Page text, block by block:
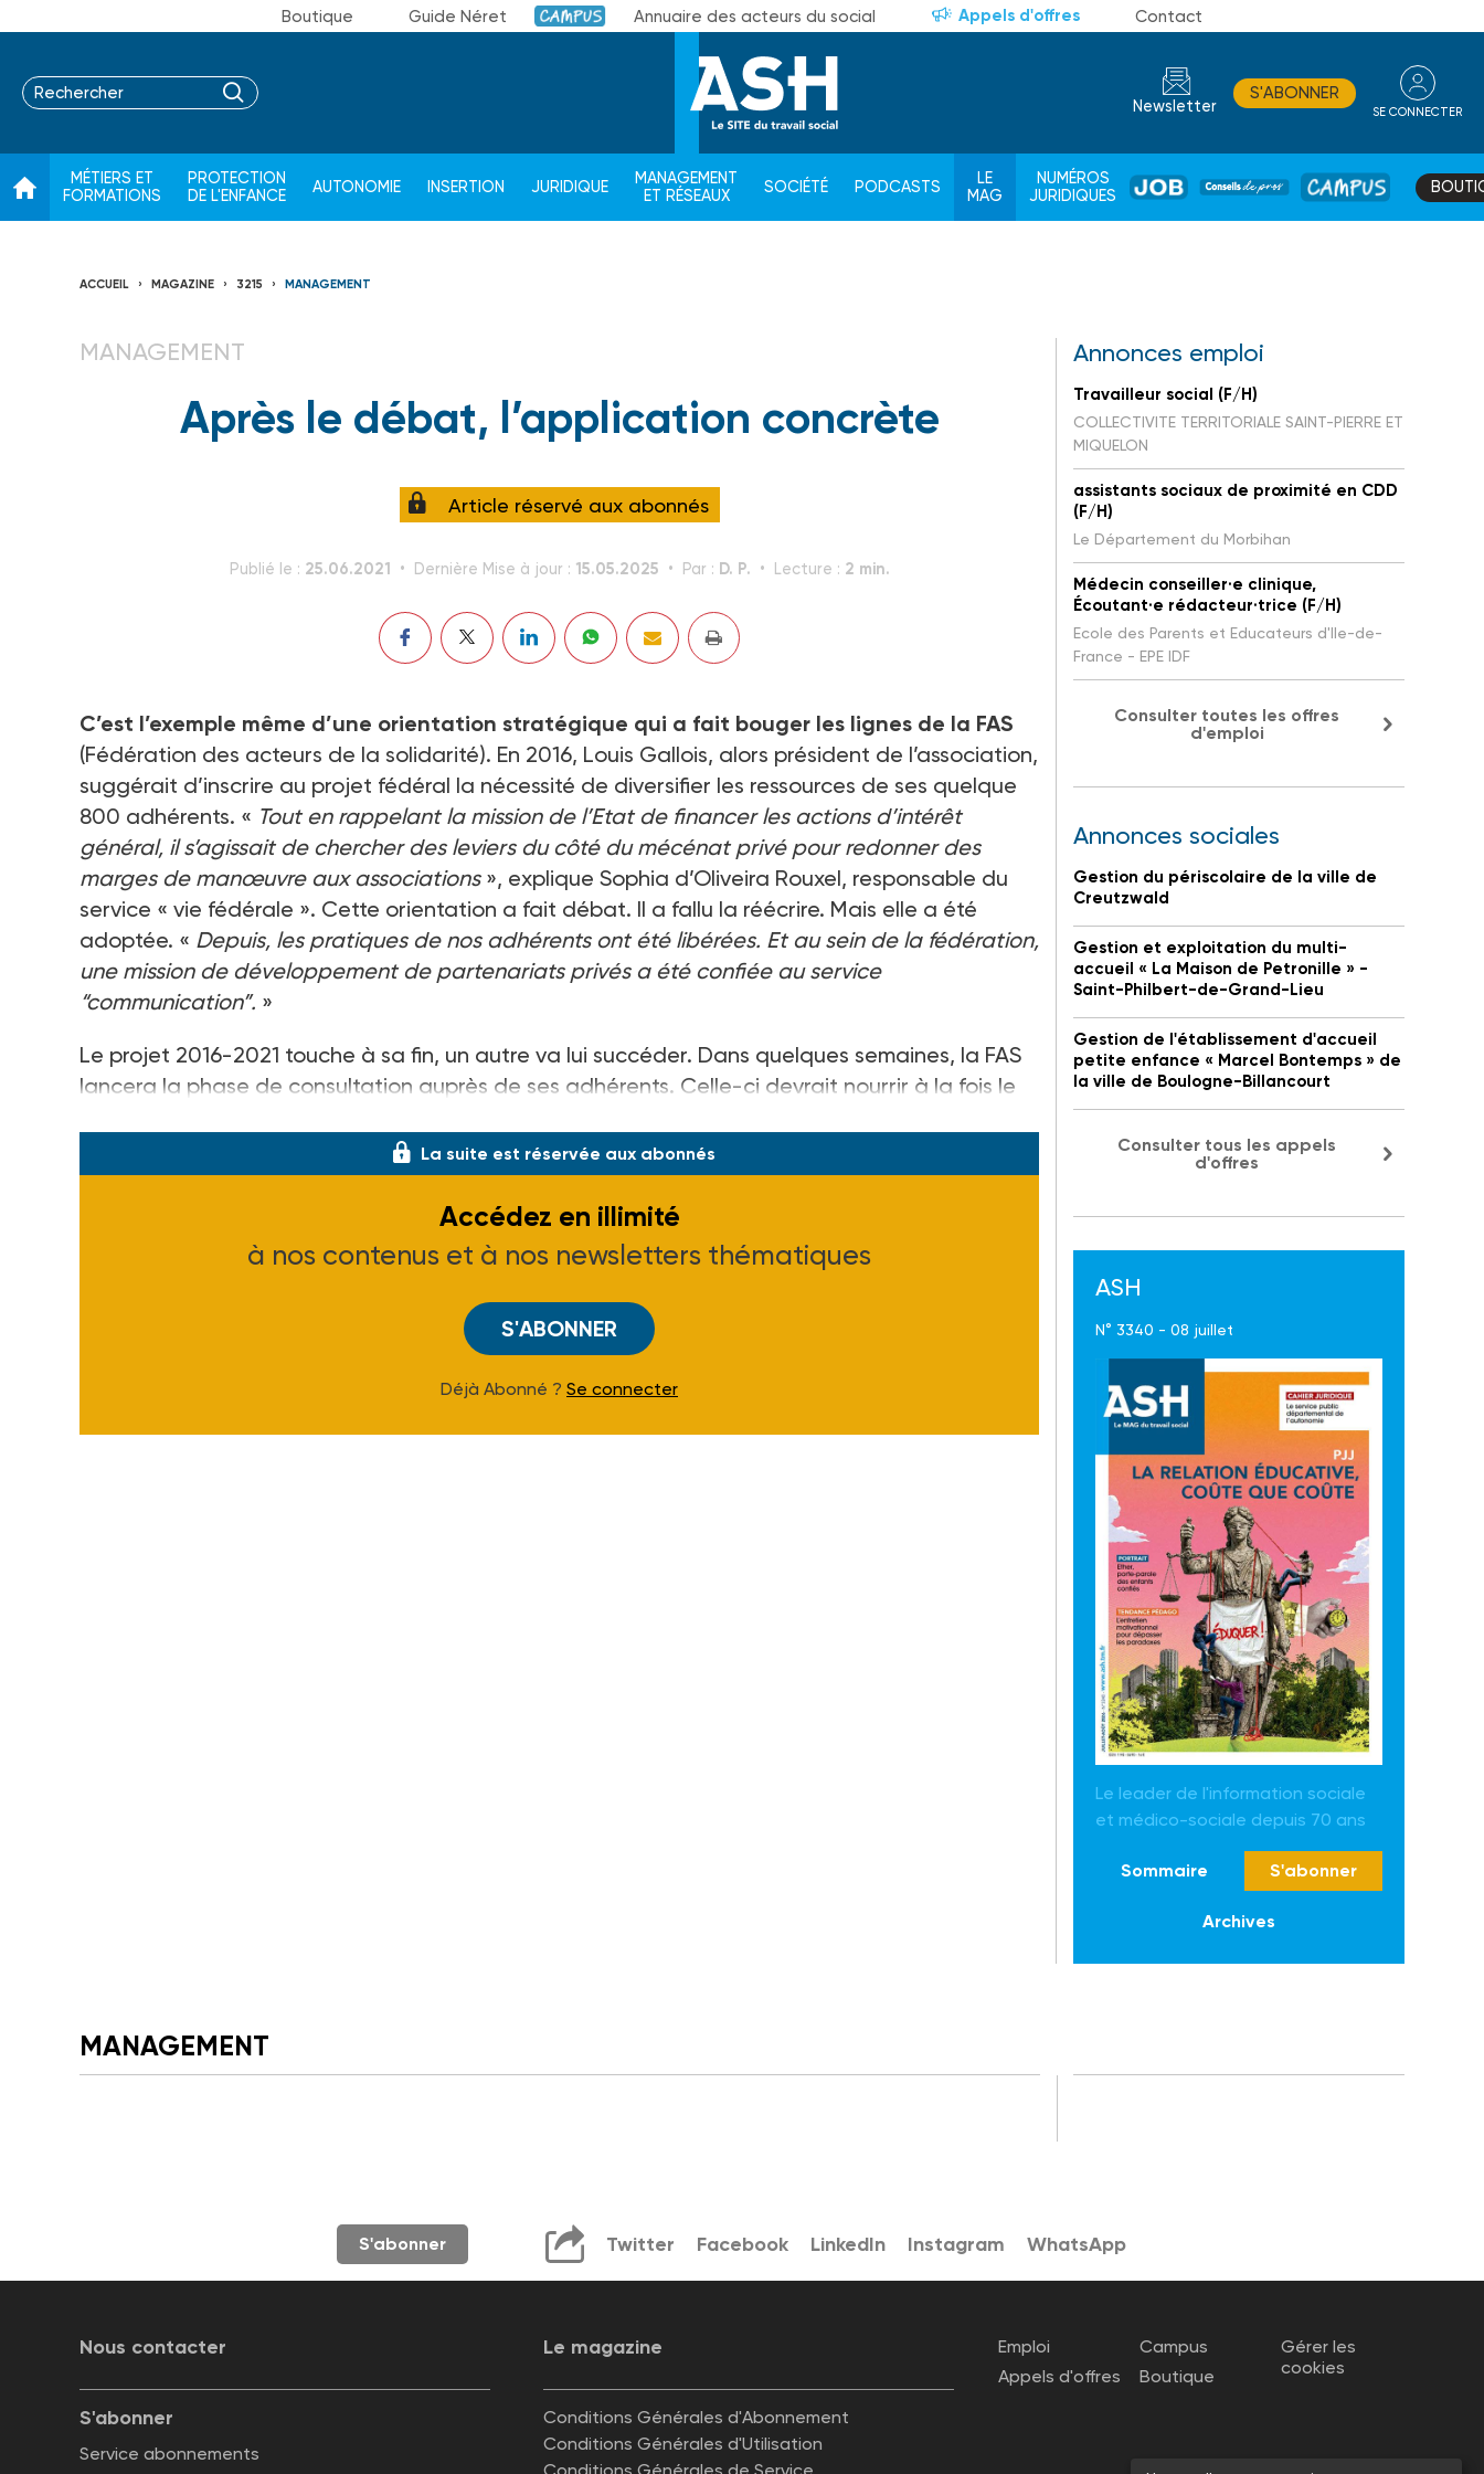
Boutique Guide Néret Campus Annuaire des acteurs du social Appels d'offres Contact
Newsletter
S'ABONNER
SE CONNECTER
MÉTIERS ET
FORMATIONS
PROTECTION
DE L'ENFANCE
AUTONOMIE INSERTION JURIDIQUE
MANAGEMENT
ET RÉSEAUX
SOCIÉTÉ PODCASTS
LE
MAG
NUMÉROS
JURIDIQUES
JOB
DE
CAMPUS
ACCUEIL MAGAZINE 3215 MANAGEMENT
MANAGEMENT
Après le débat, l’application concrète
Article réservé aux abonnés
Publié le : 25.06.2021 Dernière Mise à jour : 15.05.2025 Par : D. P. Lecture : 2 min.
C’est l’exemple même d’une orientation stratégique qui a fait bouger les lignes de la FAS
(Fédération des acteurs de la solidarité). En 2016, Louis Gallois, alors président de l’association,
suggérait d’inscrire au projet fédéral la nécessité de diversifier les ressources de ses quelque
800 adhérents. « Tout en rappelant la mission de l’Etat de financer les actions d’intérêt
général, il s’agissait de chercher des leviers du côté du mécénat privé pour redonner des
marges de manœuvre aux associations», explique Sophia d’Oliveira Rouxel, responsable du
service « vie fédérale ». Cette orientation a fait débat. Il a fallu la réécrire. Mais elle a été
adoptée. « Depuis, les pratiques de nos adhérents ont été libérées. Et au sein de la fédération,
une mission de développement de partenariats privés a été confiée au service
“communication”. »
Le projet 2016-2021 touche à sa fin, un autre va lui succéder. Dans quelques semaines, la FAS
lancera la phase de consultation auprès de ses adhérents. Celle-ci devrait nourrir à la fois le
La suite est réservée aux abonnés
Accédez en illimité
à nos contenus et à nos newsletters thématiques
S'ABONNER
Déjà Abonné ? Se connecter
Annonces emploi
Travailleur social (F/H)
COLLECTIVITE TERRITORIALE SAINT-PIERRE ET
MIQUELON
assistants sociaux de proximité en CDD
(F/H)
Le Département du Morbihan
Médecin conseiller·e clinique,
Écoutant·e rédacteur·trice (F/H)
Ecole des Parents et Educateurs d'Ile-de-
France - EPE IDF
Consulter toutes les offres
d'emploi
Annonces sociales
Gestion du périscolaire de la ville de
Creutzwald
Gestion et exploitation du multi-
accueil « La Maison de Petronille » -
Saint-Philbert-de-Grand-Lieu
Gestion de l'établissement d'accueil
petite enfance « Marcel Bontemps » de
la ville de Boulogne-Billancourt
Consulter tous les appels
d'offres
ASH
N° 3340 - 08 juillet
Le leader de l'information sociale
et médico-sociale depuis 70 ans
Sommaire S'abonner
Archives
MANAGEMENT
S'abonner Twitter Facebook LinkedIn Instagram WhatsApp
Nous contacter Le magazine
S'abonner
Service abonnements
Conditions Générales d'Abonnement
Conditions Générales d'Utilisation
Emploi
Appels d'offres
Campus
Boutique
Gérer les
cookies